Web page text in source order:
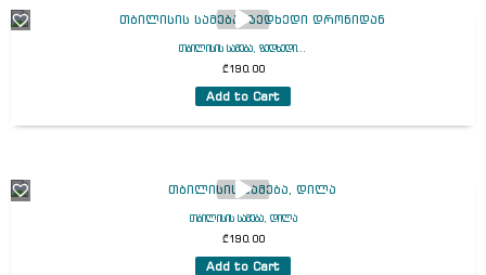
თბილისის სამება, ზედხედი...
₾190.00
Add to Cart
თბილისის სამება, დილა
₾190.00
Add to Cart